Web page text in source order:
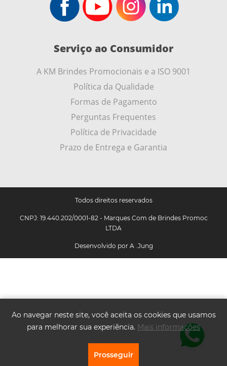
Ao navegar neste site, você aceita os cookies que usamos
para melhorar sua experiência. Mais informações
Prosseguir
Serviço ao Consumidor
A KM Brindes Promocionais e a ISO 9001
Política da Qualidade
Formas de Pagamento
Perguntas Frequentes
Política de Privacidade
Prazo de Entrega e Garantia
Todos direitos reservados
CNPJ: 19.440.202/0001-82 - Marques Com de Brindes Promoc
LTDA
Desenvolvido por A .Jung